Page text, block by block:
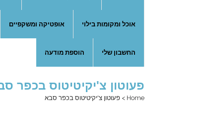
אוכל ומקומות בילוי אופטיקה ומשקפיים
החשבון שלי הוספת מודעה
פעוטון צ'יקיטיטוס בכפר
Home
> פעוטון צ'יקיטיטוס בכפר סבא